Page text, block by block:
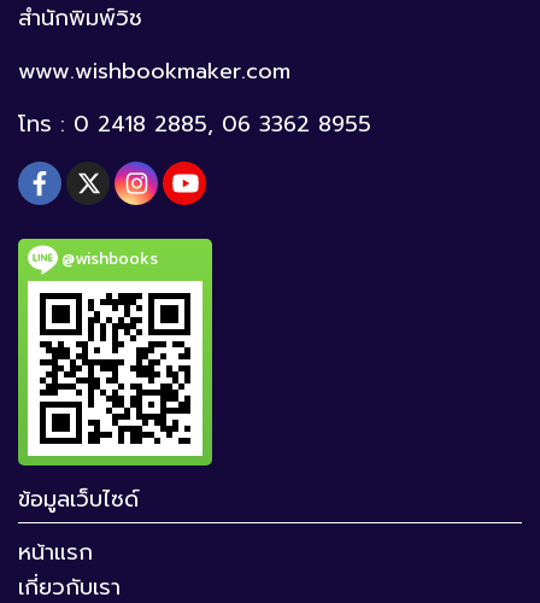
สำนักพิมพ์วิช
www.wishbookmaker.com
โทร : 0 2418 2885, 06 3362 8955
@wishbooks
ข้อมูลเว็บไซด์
หน้าแรก
เกี่ยวกับเรา